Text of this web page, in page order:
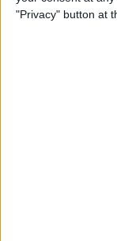
"Privacy" button at